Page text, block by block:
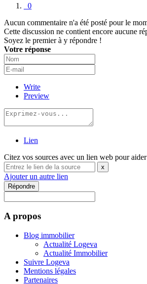
0
Aucun commentaire n'a été posté pour le
Cette discussion ne contient encore aucune
Soyez le premier à y répondre !
Votre réponse
Write
Preview
Lien
Citez vos sources avec un lien web pour
x
Ajouter un autre lien
Répondre
A propos
Blog immobilier
Actualité Logeva
Actualité Immobilier
Suivre Logeva
Mentions légales
Partenaires